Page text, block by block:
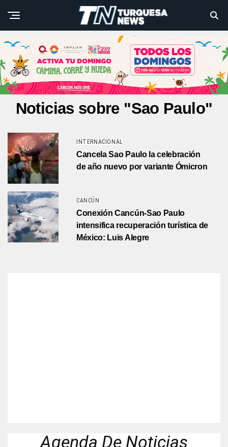
Noticias sobre "Sao Paulo"
INTERNACIONAL
Cancela Sao Paulo la celebración
de año nuevo por variante Ómicron
CANCÚN
Conexión Cancún-Sao Paulo
intensifica recuperación turística de
México: Luis Alegre
Agenda De Noticias